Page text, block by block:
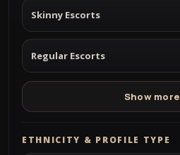
Skinny Escorts
Regular Escorts
Show more
ETHNICITY & PROFILE TYPE